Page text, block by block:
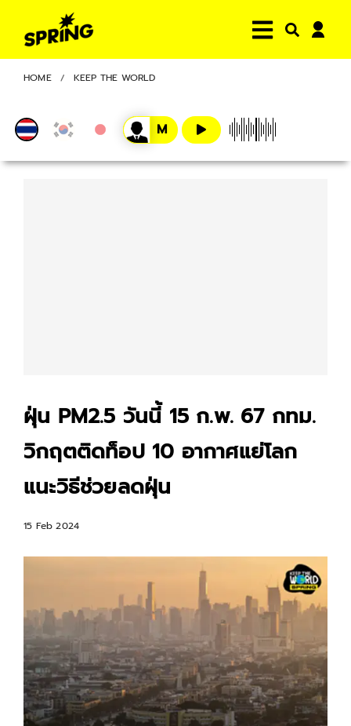
HOME KEEP THE WORLD
ฝุ่น PM2.5 วันนี้ 15 ก.พ. 67 กทม.
วิกฤตติดท็อป 10 อากาศแย่โลก
แนะวิธีช่วยลดฝุ่น
15 Feb 2024